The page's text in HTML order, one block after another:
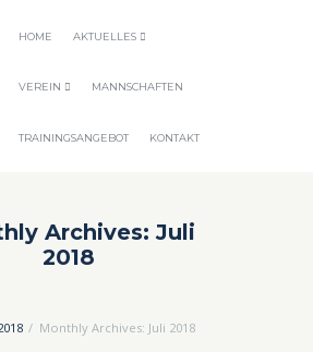
HOME AKTUELLES
VEREIN MANNSCHAFTEN
TRAININGSANGEBOT KONTAKT
Archives: Juli
2018
Monthly Archives: Juli 2018